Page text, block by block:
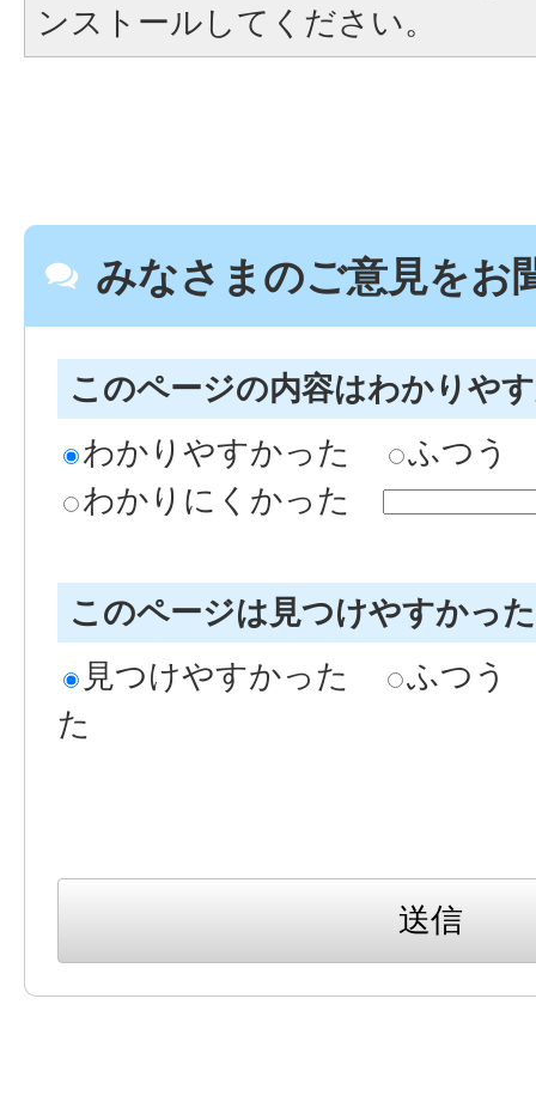
ンストールしてください。
みなさまのご意見をお
このページの内容はわかりや
わかりやすかった
ふつう
わかりにくかった
このページは見つけやすかっ
見つけやすかった
ふつう
た